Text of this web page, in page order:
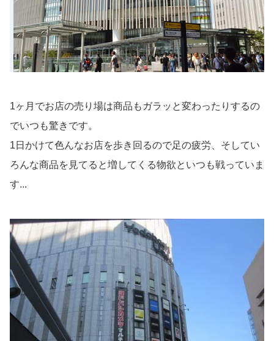
1ヶ月でお店の売り場は商品もガラッと変わったりするの
でいつも驚きです。
1日かけて色んなお店を歩き回るので足の疲労、そしてい
ろんな商品を見てると増してくる物欲といつも戦っていま
す...